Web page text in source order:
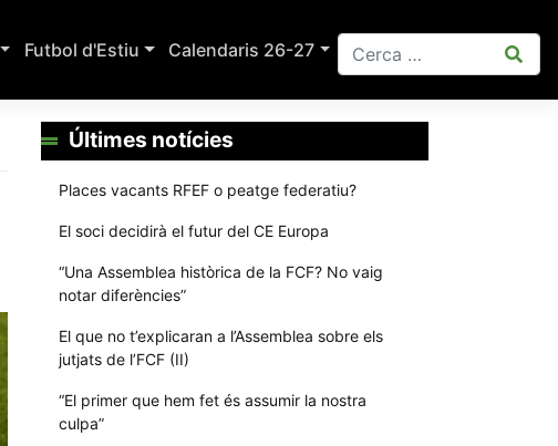
Futbol d'Estiu Calendaris 26-27
Últimes notícies
Places vacants RFEF o peatge federatiu?
El soci decidirà el futur del CE Europa
“Una Assemblea històrica de la FCF? No vaig
notar diferències”
El que no t’explicaran a l’Assemblea sobre els
jutjats de l’FCF (II)
“El primer que hem fet és assumir la nostra
culpa”